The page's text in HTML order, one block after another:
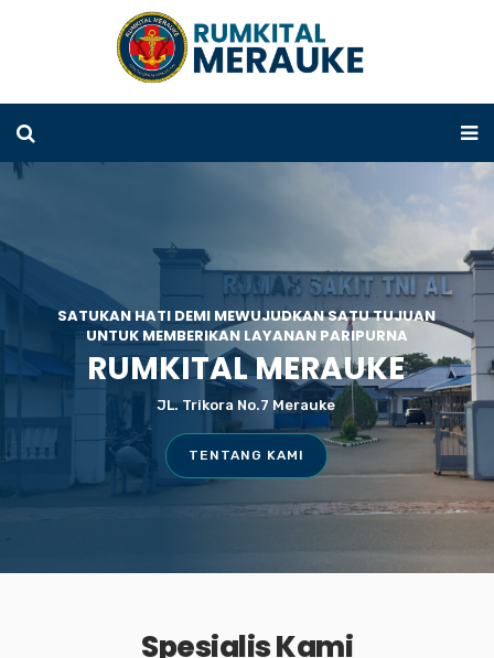
RUMKITAL MERAUKE
SATUKAN HATI DEMI MEWUJUDKAN SATU TUJUAN
UNTUK MEMBERIKAN LAYANAN PARIPURNA
JL. Trikora No.7 Merauke
TENTANG KAMI
Spesialis Kami